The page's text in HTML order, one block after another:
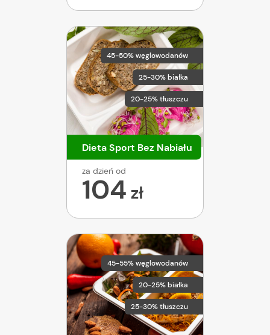
45-50% węglowodanów
25-30% białka
20-25% tłuszczu
Dieta Sport Bez Nabiału
za dzień od
104 zł
45-55% węglowodanów
20-25% białka
25-30% tłuszczu